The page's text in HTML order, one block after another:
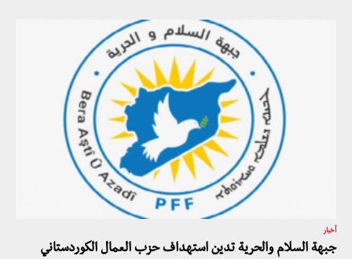
أخبار
جبهة السلام والحرية تدين استهداف حزب العمال الكوردستاني